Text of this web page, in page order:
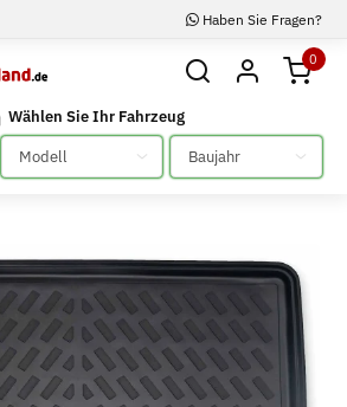
Haben Sie Fragen?
0
Wählen Sie Ihr Fahrzeug
Bitte auswählen Bitte auswählen